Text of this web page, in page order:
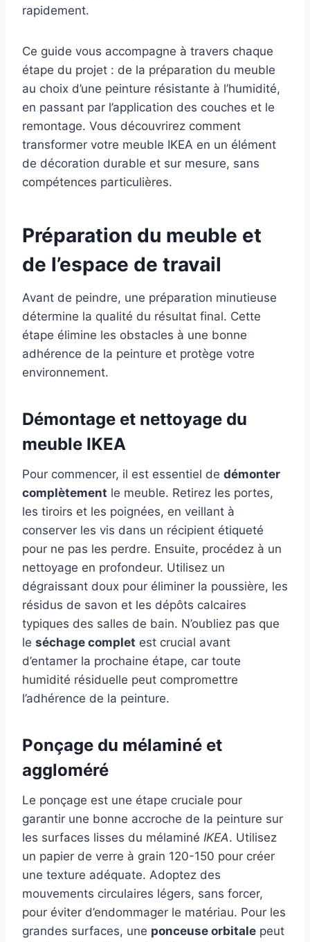
rapidement.
Ce guide vous accompagne à travers chaque
étape du projet : de la préparation du meuble
au choix d’une peinture résistante à l’humidité,
en passant par l’application des couches et le
remontage. Vous découvrirez comment
transformer votre meuble IKEA en un élément
de décoration durable et sur mesure, sans
compétences particulières.
Préparation du meuble et
de l’espace de travail
Avant de peindre, une préparation minutieuse
détermine la qualité du résultat final. Cette
étape élimine les obstacles à une bonne
adhérence de la peinture et protège votre
environnement.
Démontage et nettoyage du
meuble IKEA
Pour commencer, il est essentiel de démonter
complètement le meuble. Retirez les portes,
les tiroirs et les poignées, en veillant à
conserver les vis dans un récipient étiqueté
pour ne pas les perdre. Ensuite, procédez à un
nettoyage en profondeur. Utilisez un
dégraissant doux pour éliminer la poussière, les
résidus de savon et les dépôts calcaires
typiques des salles de bain. N’oubliez pas que
le séchage complet est crucial avant
d’entamer la prochaine étape, car toute
humidité résiduelle peut compromettre
l’adhérence de la peinture.
Ponçage du mélaminé et
aggloméré
Le ponçage est une étape cruciale pour
garantir une bonne accroche de la peinture sur
les surfaces lisses du mélaminé IKEA. Utilisez
un papier de verre à grain 120-150 pour créer
une texture adéquate. Adoptez des
mouvements circulaires légers, sans forcer,
pour éviter d’endommager le matériau. Pour les
grandes surfaces, une ponceuse orbitale peut